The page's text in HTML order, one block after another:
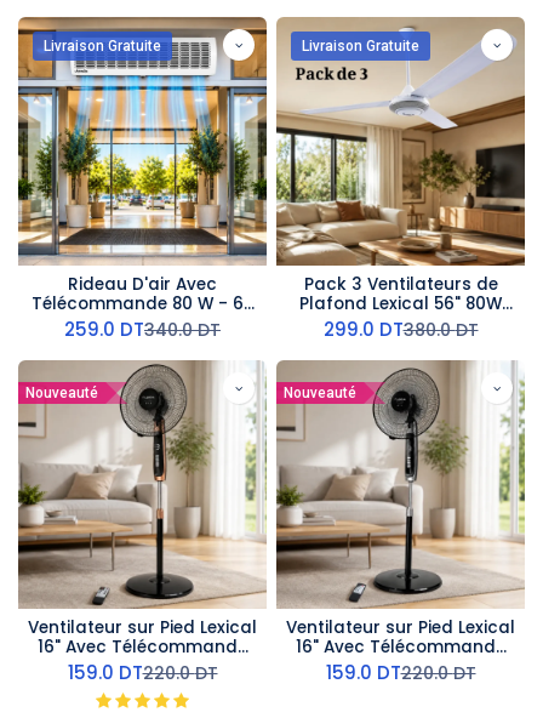
Livraison Gratuite
Rideau D'air Avec
Télécommande 80 W - 60
cm- AirMate
259.0 DT340.0DT
Livraison Gratuite
Pack 3 Ventilateurs de
Plafond Lexical 56" 80W
Argent
299.0 DT380.0DT
Nouveauté
Ventilateur sur Pied Lexical
16" Avec Télécommande
60W Rose Gold
159.0 DT220.0DT
Nouveauté
Ventilateur sur Pied Lexical
16" Avec Télécommande
60W Argent
159.0 DT220.0DT